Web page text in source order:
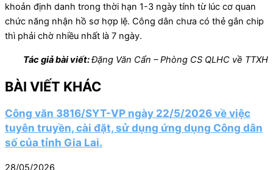
khoản định danh trong thời hạn 1-3 ngày tính từ lúc cơ quan
chức năng nhận hồ sơ hợp lệ. Công dân chưa có thẻ gắn chip
thì phải chờ nhiều nhất là 7 ngày.
Tác giả bài viết:Đặng Văn Cẩn – Phòng CS QLHC về TTXH
BÀI VIẾT KHÁC
Công văn 3816/SYT-VP ngày 22/5/2026 về việc
tuyên truyền, cài đặt, sử dụng ứng dụng Công dân
số của tỉnh Gia Lai.
28/05/2026